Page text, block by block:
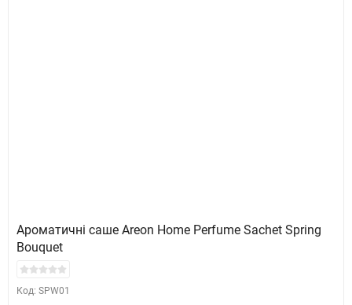
Ароматичні саше Areon Home Perfume Sachet Spring
Bouquet
Код: SPW01